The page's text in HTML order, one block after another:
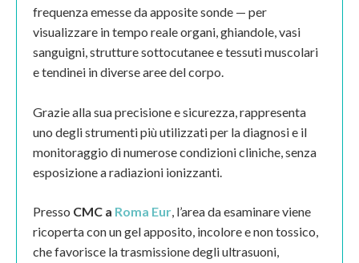
frequenza emesse da apposite sonde — per
visualizzare in tempo reale organi, ghiandole, vasi
sanguigni, strutture sottocutanee e tessuti muscolari
e tendinei in diverse aree del corpo.
Grazie alla sua precisione e sicurezza, rappresenta
uno degli strumenti più utilizzati per la diagnosi e il
monitoraggio di numerose condizioni cliniche, senza
esposizione a radiazioni ionizzanti.
Presso CMC a Roma Eur, l’area da esaminare viene
ricoperta con un gel apposito, incolore e non tossico,
che favorisce la trasmissione degli ultrasuoni,